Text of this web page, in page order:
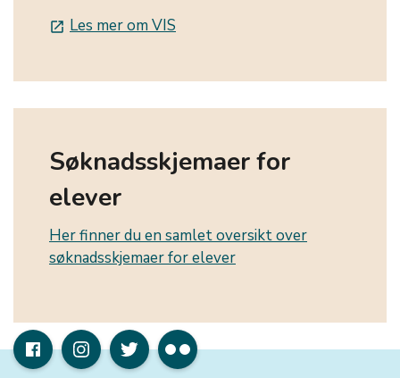
launch Les mer om VIS
Søknadsskjemaer for
elever
Her finner du en samlet oversikt over
søknadsskjemaer for elever